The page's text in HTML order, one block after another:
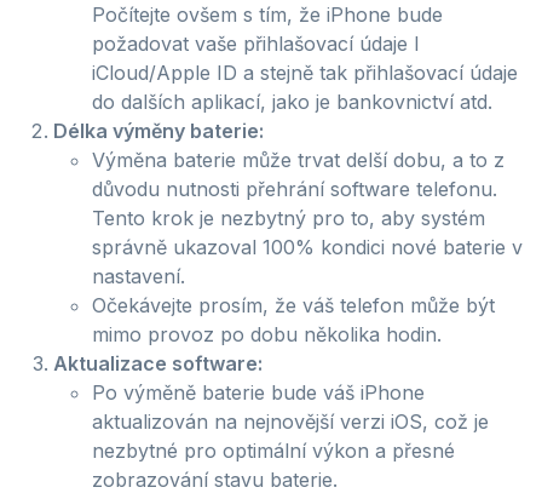
Počítejte ovšem s tím, že iPhone bude
požadovat vaše přihlašovací údaje l
iCloud/Apple ID a stejně tak přihlašovací údaje
do dalších aplikací, jako je bankovnictví atd.
Délka výměny baterie:
Výměna baterie může trvat delší dobu, a to z
důvodu nutnosti přehrání software telefonu.
Tento krok je nezbytný pro to, aby systém
správně ukazoval 100% kondici nové baterie v
nastavení.
Očekávejte prosím, že váš telefon může být
mimo provoz po dobu několika hodin.
Aktualizace software:
Po výměně baterie bude váš iPhone
aktualizován na nejnovější verzi iOS, což je
nezbytné pro optimální výkon a přesné
zobrazování stavu baterie.